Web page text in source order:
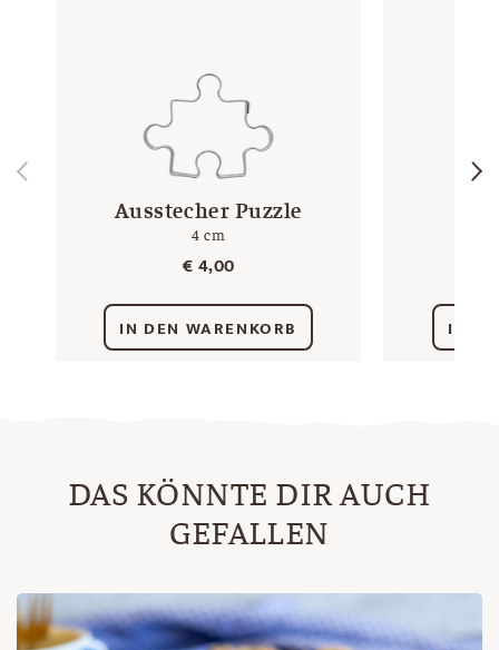
Ausstecher Puzzle
4 cm
€4,00
IN DEN WARENKORB IN
DAS KÖNNTE DIR AUCH
GEFALLEN